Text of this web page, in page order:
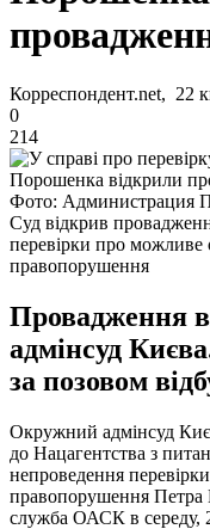
Корреспондент.net, 22
0
214
Фото: Администрация
Суд відкрив
перевірки про
правопорушення
Провадження
адмінсуд
за позовом
Окружний адмінсуд
до Нацагентства з
непроведення
правопорушення
служба ОАСК в середу,